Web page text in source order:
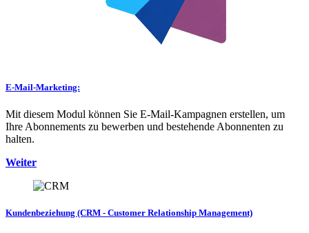
E-Mail-Marketing:
Mit diesem Modul können Sie E-Mail-Kampagnen erstellen, um
Ihre Abonnements zu bewerben und bestehende Abonnenten zu
halten.
Weiter
Kundenbeziehung (CRM - Customer Relationship Management)